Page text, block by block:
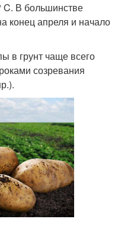
C. В большинстве
конец апреля и начало
в грунт чаще всего
созревания